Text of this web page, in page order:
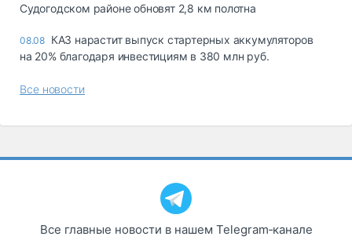
Судогодском районе обновят 2,8 км полотна
08.08 КАЗ нарастит выпуск стартерных аккумуляторов
на 20% благодаря инвестициям в 380 млн руб.
Все новости
Все главные новости в нашем Telegram‑канале